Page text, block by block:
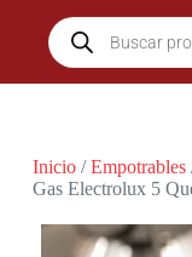
Inicio/Empotrables
Gas Electrolux 5